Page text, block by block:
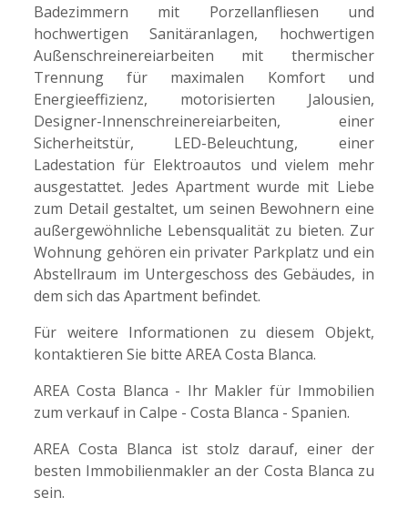
Badezimmern mit Porzellanfliesen und
hochwertigen Sanitäranlagen, hochwertigen
Außenschreinereiarbeiten mit thermischer
Trennung für maximalen Komfort und
Energieeffizienz, motorisierten Jalousien,
Designer-Innenschreinereiarbeiten, einer
Sicherheitstür, LED-Beleuchtung, einer
Ladestation für Elektroautos und vielem mehr
ausgestattet. Jedes Apartment wurde mit Liebe
zum Detail gestaltet, um seinen Bewohnern eine
außergewöhnliche Lebensqualität zu bieten. Zur
Wohnung gehören ein privater Parkplatz und ein
Abstellraum im Untergeschoss des Gebäudes, in
dem sich das Apartment befindet.
Für weitere Informationen zu diesem Objekt,
kontaktieren Sie bitte AREA Costa Blanca.
AREA Costa Blanca - Ihr Makler für Immobilien
zum verkauf in Calpe - Costa Blanca - Spanien.
AREA Costa Blanca ist stolz darauf, einer der
besten Immobilienmakler an der Costa Blanca zu
sein.